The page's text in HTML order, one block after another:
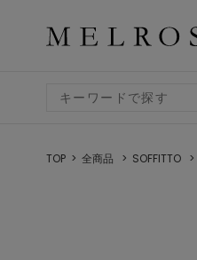
TOP 全商品 SOFFITTO